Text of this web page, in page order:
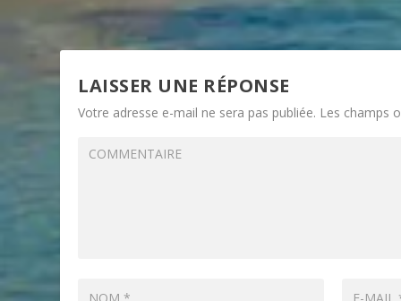
LAISSER UNE RÉPONSE
Votre adresse e-mail ne sera pas publiée. Les champs